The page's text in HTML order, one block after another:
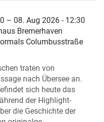
– 08. Aug 2026 - 12:30
Bremerhaven
Columbusstraße
traten von
nach Übersee an.
sich heute das
der Highlight-
die Geschichte der